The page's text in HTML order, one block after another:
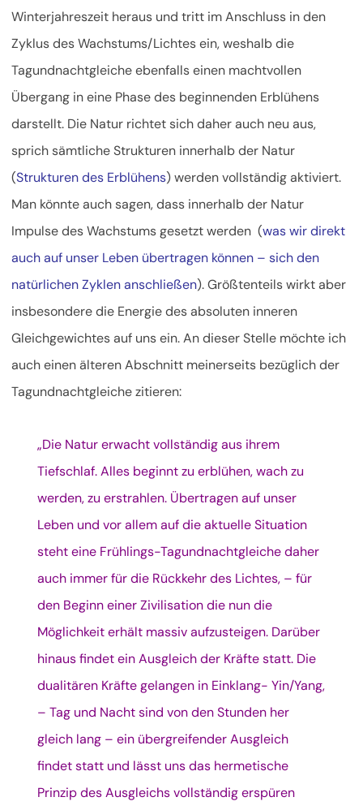
Winterjahreszeit heraus und tritt im Anschluss in den
Zyklus des Wachstums/Lichtes ein, weshalb die
Tagundnachtgleiche ebenfalls einen machtvollen
Übergang in eine Phase des beginnenden Erblühens
darstellt. Die Natur richtet sich daher auch neu aus,
sprich sämtliche Strukturen innerhalb der Natur
(Strukturen des Erblühens) werden vollständig aktiviert.
Man könnte auch sagen, dass innerhalb der Natur
Impulse des Wachstums gesetzt werden (was wir direkt
auch auf unser Leben übertragen können – sich den
natürlichen Zyklen anschließen). Größtenteils wirkt aber
insbesondere die Energie des absoluten inneren
Gleichgewichtes auf uns ein. An dieser Stelle möchte ich
auch einen älteren Abschnitt meinerseits bezüglich der
Tagundnachtgleiche zitieren:
„Die Natur erwacht vollständig aus ihrem
Tiefschlaf. Alles beginnt zu erblühen, wach zu
werden, zu erstrahlen. Übertragen auf unser
Leben und vor allem auf die aktuelle Situation
steht eine Frühlings-Tagundnachtgleiche daher
auch immer für die Rückkehr des Lichtes, – für
den Beginn einer Zivilisation die nun die
Möglichkeit erhält massiv aufzusteigen. Darüber
hinaus findet ein Ausgleich der Kräfte statt. Die
dualitären Kräfte gelangen in Einklang- Yin/Yang,
– Tag und Nacht sind von den Stunden her
gleich lang – ein übergreifender Ausgleich
findet statt und lässt uns das hermetische
Prinzip des Ausgleichs vollständig erspüren